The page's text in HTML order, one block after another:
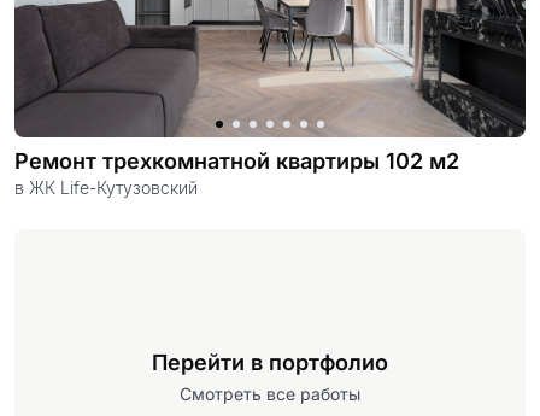
Ремонт трехкомнатной квартиры 102 м2
в ЖК Life-Кутузовский
Перейти в портфолио
Смотреть все работы